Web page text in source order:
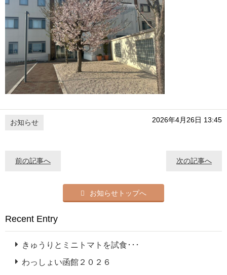
お知らせ 2026年4月26日 13:45
前の記事へ 次の記事へ
お知らせトップへ
Recent Entry
きゅうりとミニトマトを試食･･･
わっしょい函館２０２６